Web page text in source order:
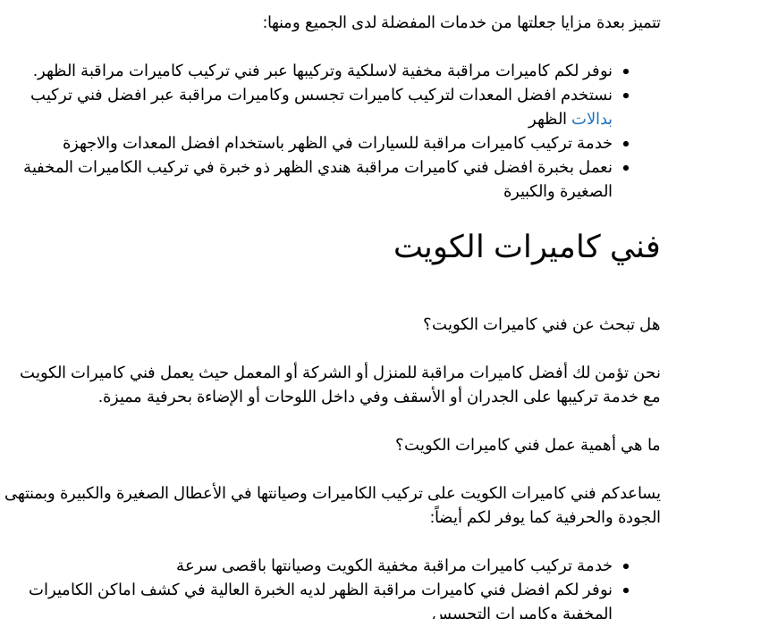
تتميز بعدة مزايا جعلتها من خدمات المفضلة لدى الجميع ومنها:
نوفر لكم كاميرات مراقبة مخفية لاسلكية وتركيبها عبر فني تركيب كاميرات مراقبة الظهر.
نستخدم افضل المعدات لتركيب كاميرات تجسس وكاميرات مراقبة عبر افضل فني تركيب
بدالات الظهر
خدمة تركيب كاميرات مراقبة للسيارات في الظهر باستخدام افضل المعدات والاجهزة
نعمل بخبرة افضل فني كاميرات مراقبة هندي الظهر ذو خبرة في تركيب الكاميرات المخفية
الصغيرة والكبيرة
فني كاميرات الكويت
هل تبحث عن فني كاميرات الكويت؟
نحن تؤمن لك أفضل كاميرات مراقبة للمنزل أو الشركة أو المعمل حيث يعمل فني كاميرات الكويت
مع خدمة تركيبها على الجدران أو الأسقف وفي داخل اللوحات أو الإضاءة بحرفية مميزة.
ما هي أهمية عمل فني كاميرات الكويت؟
يساعدكم فني كاميرات الكويت على تركيب الكاميرات وصيانتها في الأعطال الصغيرة والكبيرة وبمنتهى
الجودة والحرفية كما يوفر لكم أيضاً:
خدمة تركيب كاميرات مراقبة مخفية الكويت وصيانتها باقصى سرعة
نوفر لكم افضل فني كاميرات مراقبة الظهر لديه الخبرة العالية في كشف اماكن الكاميرات
المخفية وكاميرات التجسس